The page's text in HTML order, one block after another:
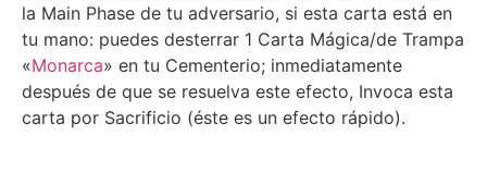
la Main Phase de tu adversario, si esta carta está en
tu mano: puedes desterrar 1 Carta Mágica/de Trampa
«Monarca» en tu Cementerio; inmediatamente
después de que se resuelva este efecto, Invoca esta
carta por Sacrificio (éste es un efecto rápido).